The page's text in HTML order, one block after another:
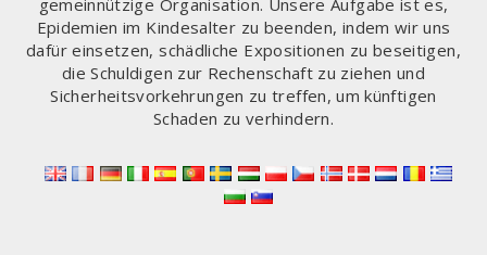
gemeinnützige Organisation. Unsere Aufgabe ist es,
Epidemien im Kindesalter zu beenden, indem wir uns
dafür einsetzen, schädliche Expositionen zu beseitigen,
die Schuldigen zur Rechenschaft zu ziehen und
Sicherheitsvorkehrungen zu treffen, um künftigen
Schaden zu verhindern.